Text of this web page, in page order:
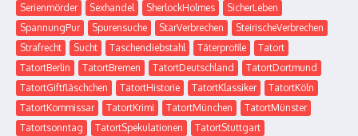
Serienmörder
Sexhandel SherlockHolmes
SicherLeben
SpannungPur
Spurensuche StarVerbrechen
SteirischeVerbrechen
Strafrecht
Sucht Taschendiebstahl Täterprofile
Tatort
TatortBerlin
TatortBremen TatortDeutschland
TatortDortmund
TatortGiftfläschchen
TatortHistorie TatortKlassiker
TatortKöln
TatortKommissar
TatortKrimi TatortMünchen
TatortMünster
Tatortsonntag
TatortSpekulationen
TatortStuttgart